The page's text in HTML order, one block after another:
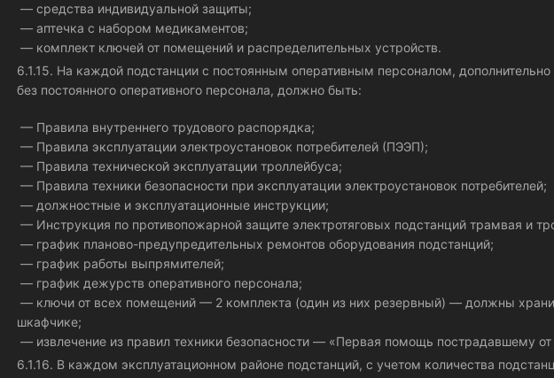
— средства индивидуальной защиты;
— аптечка с набором медикаментов;
— комплект ключей от помещений и распределительных устройств.
6.1.15. На каждой подстанции с постоянным оперативным персоналом,
без постоянного оперативного персонала, должно быть:
— Правила внутреннего трудового распорядка;
— Правила эксплуатации электроустановок потребителей (ПЭЭП);
— Правила технической эксплуатации троллейбуса;
— Правила техники безопасности при эксплуатации электроустановок потребителей;
— должностные и эксплуатационные инструкции;
— Инструкция по противопожарной защите электротяговых подстанций трамвая и
— график планово-предупредительных ремонтов оборудования подстанций;
— график работы выпрямителей;
— график дежурств оперативного персонала;
— ключи от всех помещений — 2 комплекта (один из них резервный) — должны
шкафчике;
— извлечение из правил техники безопасности — «Первая помощь пострадавшему от
6.1.16. В каждом эксплуатационном районе подстанций, с учетом количества